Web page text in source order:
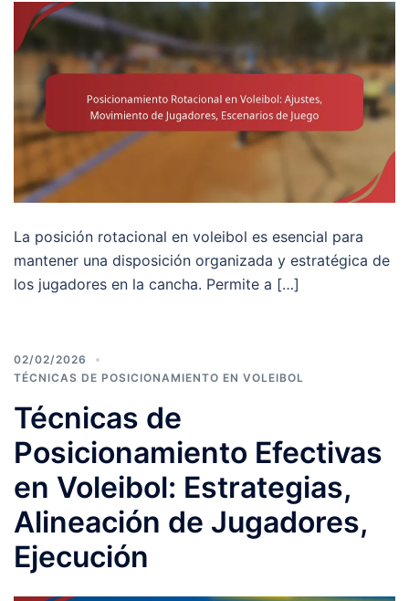
La posición rotacional en voleibol es esencial para
mantener una disposición organizada y estratégica de
los jugadores en la cancha. Permite a […]
02/02/2026
TÉCNICAS DE POSICIONAMIENTO EN VOLEIBOL
Técnicas de
Posicionamiento Efectivas
en Voleibol: Estrategias,
Alineación de Jugadores,
Ejecución